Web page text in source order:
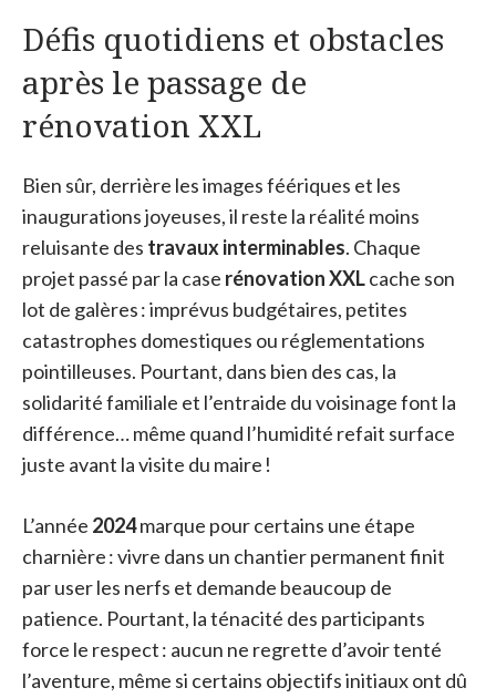
Défis quotidiens et obstacles
après le passage de
rénovation XXL
Bien sûr, derrière les images féériques et les
inaugurations joyeuses, il reste la réalité moins
reluisante des travaux interminables. Chaque
projet passé par la case rénovation XXLcache son
lot de galères : imprévus budgétaires, petites
catastrophes domestiques ou réglementations
pointilleuses. Pourtant, dans bien des cas, la
solidarité familiale et l’entraide du voisinage font la
différence… même quand l’humidité refait surface
juste avant la visite du maire !
L’année 2024marque pour certains une étape
charnière : vivre dans un chantier permanent finit
par user les nerfs et demande beaucoup de
patience. Pourtant, la ténacité des participants
force le respect : aucun ne regrette d’avoir tenté
l’aventure, même si certains objectifs initiaux ont dû